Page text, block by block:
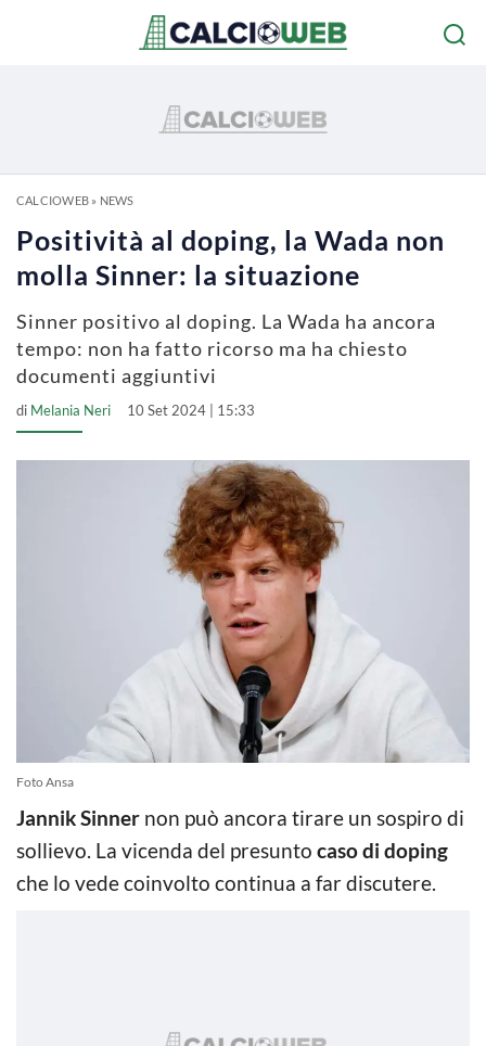
CALCIOWEB» NEWS
Positività al doping, la Wada non
molla Sinner: la situazione
Sinner positivo al doping. La Wada ha ancora
tempo: non ha fatto ricorso ma ha chiesto
documenti aggiuntivi
di Melania Neri 10 Set 2024 | 15:33
Foto Ansa
Jannik Sinner non può ancora tirare un sospiro di
sollievo. La vicenda del presunto caso di doping
che lo vede coinvolto continua a far discutere.